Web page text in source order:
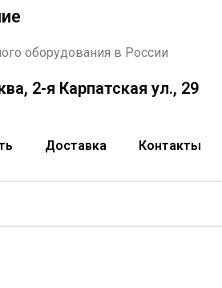
оборудования в России
2-я Карпатская ул., 29
Доставка Контакты